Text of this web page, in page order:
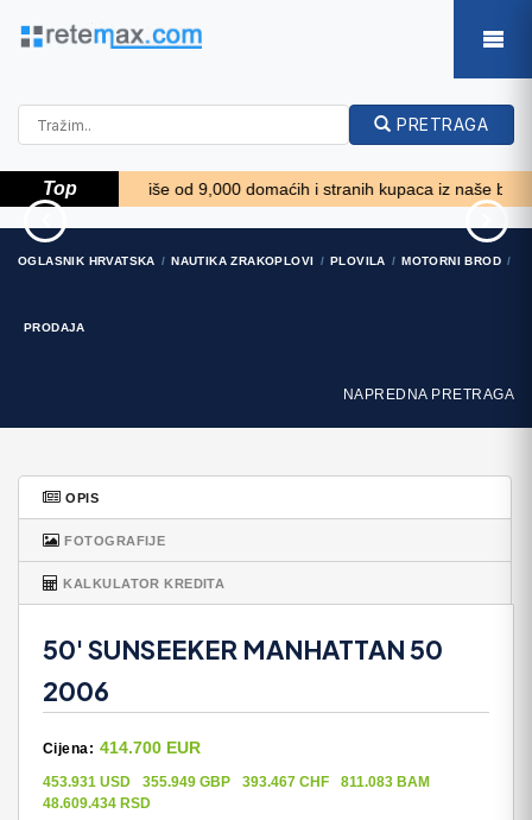
PRETRAGA
Top Više od 9,000 domaćih i stranih kupaca iz naše baze
Flybridge 2014
Open Flybridge..
OGLASNIK HRVATSKA NAUTIKA ZRAKOPLOVI PLOVILA MOTORNI BROD
PRODAJA
NAPREDNA PRETRAGA
OPIS
FOTOGRAFIJE
KALKULATOR KREDITA
50' SUNSEEKER MANHATTAN 50
2006
Cijena: 414.700 EUR
453.931 USD 355.949 GBP 393.467 CHF
811.083 BAM
48.609.434 RSD